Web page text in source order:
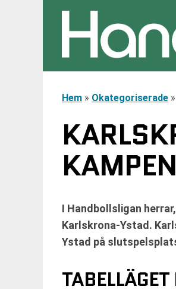
Hem » Okategoriserade »
I Handbollsligan
Karlskrona-Ystad.
Ystad på